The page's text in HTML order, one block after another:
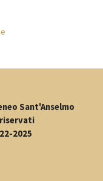
Sant'Anselmo
2025